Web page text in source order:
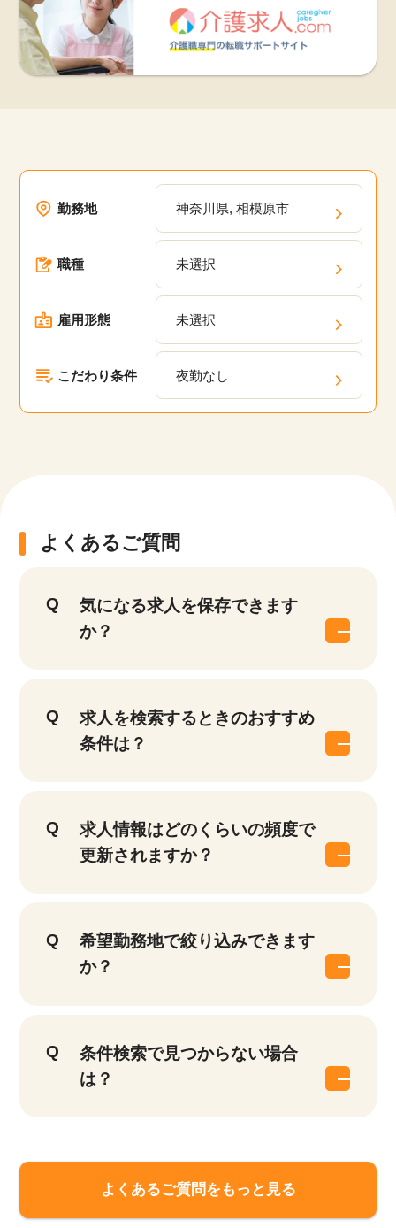
勤務地 神奈川県, 相模原市
職種 未選択
雇用形態 未選択
こだわり条件 夜勤なし
よくあるご質問
気になる求人を保存できます
か？
求人を検索するときのおすすめ
条件は？
求人情報はどのくらいの頻度で
更新されますか？
希望勤務地で絞り込みできます
か？
条件検索で見つからない場合
は？
よくあるご質問をもっと見る